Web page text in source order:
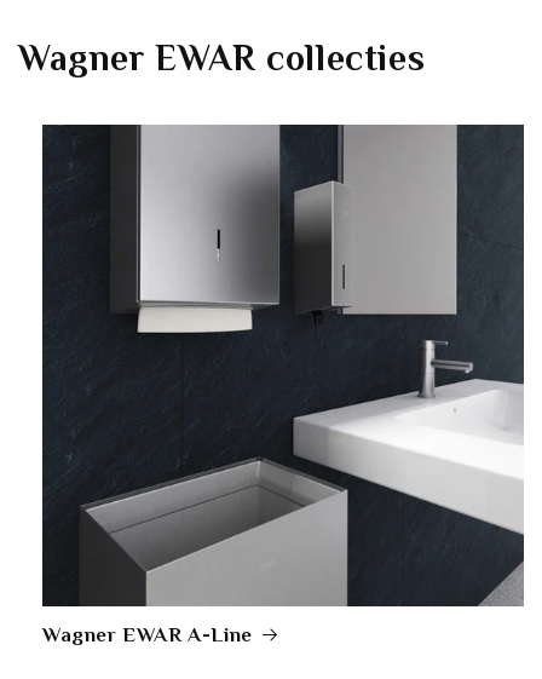
Wagner EWAR collecties
Wagner EWAR A-Line